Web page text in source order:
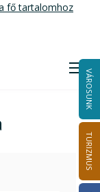
fő tartalomhoz
VÁROSUNK
TURIZMUS
Iskola